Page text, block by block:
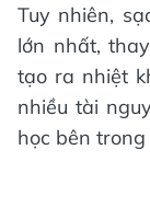
Tuy nhiên,
lớn nhất,
tạo ra nhiệt
nhiều tài
học bên trong